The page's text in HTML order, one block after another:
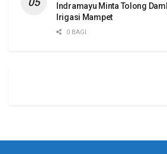
Indramayu Minta Tolong
Irigasi Mampet
0 BAGI